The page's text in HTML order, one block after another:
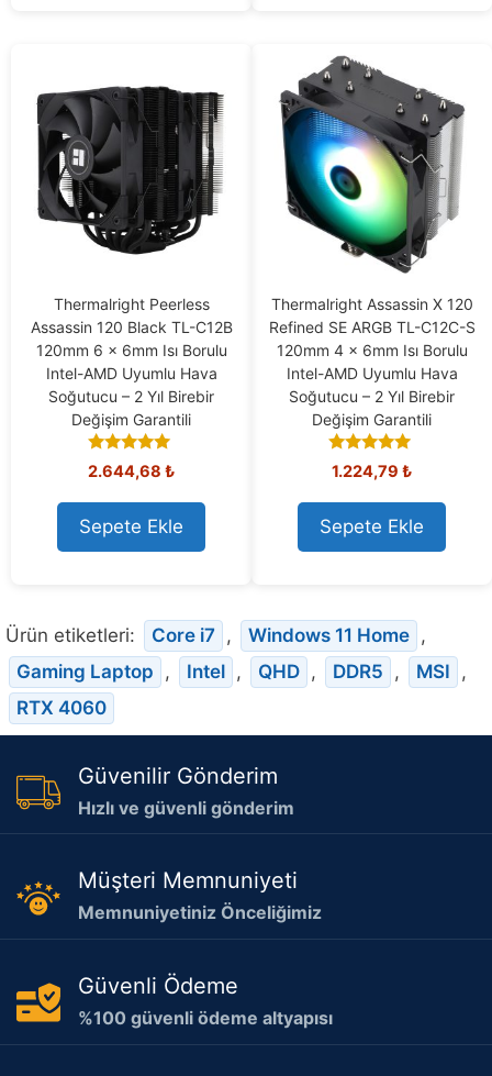
Thermalright Peerless
Assassin 120 Black TL-C12B
120mm 6 x 6mm Isı Borulu
Intel-AMD Uyumlu Hava
Soğutucu – 2 Yıl Birebir
Değişim Garantili
4.95
out of 5
2.644,68 ₺
Sepete Ekle
Thermalright Assassin X 120
Refined SE ARGB TL-C12C-S
120mm 4 x 6mm Isı Borulu
Intel-AMD Uyumlu Hava
Soğutucu – 2 Yıl Birebir
Değişim Garantili
5.00
out of 5
1.224,79 ₺
Sepete Ekle
Ürün etiketleri: Core i7 , Windows 11 Home ,
Gaming Laptop , Intel , QHD , DDR5 , MSI ,
RTX 4060
Güvenilir Gönderim
Hızlı ve güvenli gönderim
Müşteri Memnuniyeti
Memnuniyetiniz Önceliğimiz
Güvenli Ödeme
%100 güvenli ödeme altyapısı